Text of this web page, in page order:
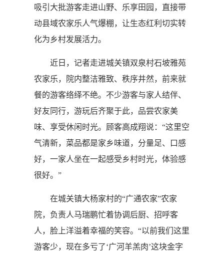
吸引大批游客走进山野、乐享田园，直接带
动县域农家乐人气爆棚，让生态红利切实转
化为乡村发展活力。
近日，记者走进城关镇双泉村石坡雅苑
农家乐，院内整洁雅致、秩序井然，前来就
餐的游客络绎不绝。不少游客与家人结伴、
好友同行，游玩后齐聚于此，品尝农家美
味、享受休闲时光。顾客高成翔说：“这里空
气清新，菜品都是家乡味道，分量足、口感
好，一家人坐在一起感受乡村时光，体验感
很好。”
在城关镇大杨家村的“广通农家”农家
院，负责人马瑞鹏忙着协调后厨、招呼客
人，脸上洋溢着幸福的笑容。“以前我们这里
游客少，现在多亏了‘广河羊羔肉’这块金字